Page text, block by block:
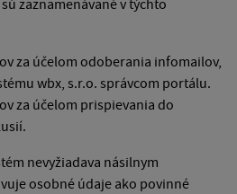
za účelom odoberania infomailov,
wbx, s.r.o. správcom portálu.
za účelom prispievania do
nevyžiadava násilnym
osobné údaje ako povinné